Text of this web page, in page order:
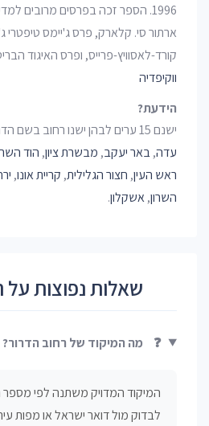
1996. הספר זכה בפרסים מרובים
ארתור סי. קלארק, פרס ג'יימס טיפטרי
קורד-לאסוויץ-פרייס, ופרס האיגוד
ווקיפדיה
הידעת?
ישנם 15 ערים לבהן ישנו רחוב בשם הדרור:
עדה,באר יעקב, מבשרת ציון, הוד
ראש העין, חצור הגלילית, קריית אונו,
השרון,אשקלון.
שאלות נפוצות על
❓ מה המיקוד של רחוב הדרור?
המיקוד המדויק משתנה לפי מספר
לבדוק מול דואר ישראל או מפות